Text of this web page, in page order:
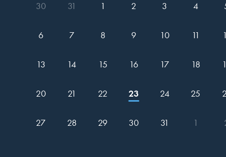
30 31 1 2 3 4
6 7 8 9 10 11
13 14 15 16 17 18
20 21 22 23 24 25
27 28 29 30 31 1